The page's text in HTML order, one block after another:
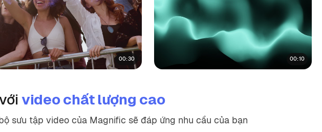
00:30 00:10
video chất lượng cao
sưu tập video của Magnific sẽ đáp ứng nhu cầu của bạn